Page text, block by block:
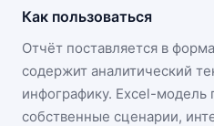
Как пользоваться
Отчёт поставляется в
содержит аналитический
инфографику. Excel-модель
собственные сценарии,